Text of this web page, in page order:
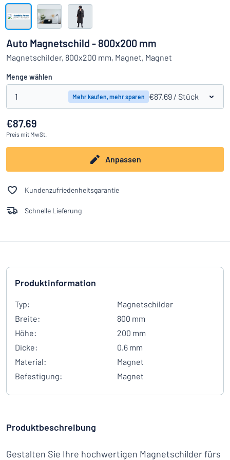
Das Gesuchte nicht gefunden? Schild hier entwerfen
Alle Kategorien anzeigen
Einloggen
Kundenservice
Privat
Auto Magnetschild - 800x200 mm
Magnetschilder, 800x200 mm, Magnet, Magnet
Menge wählen
1 Mehr kaufen, mehr sparen €87.69 / Stück
€87.69
Preis mit MwSt.
Anpassen
Kundenzufriedenheitsgarantie
Schnelle Lieferung
Produktinformation
Typ:
Magnetschilder
Breite:
800 mm
Höhe:
200 mm
Dicke:
0.6 mm
Material:
Magnet
Befestigung:
Magnet
Produktbeschreibung
Gestalten Sie Ihre hochwertigen Magnetschilder fürs